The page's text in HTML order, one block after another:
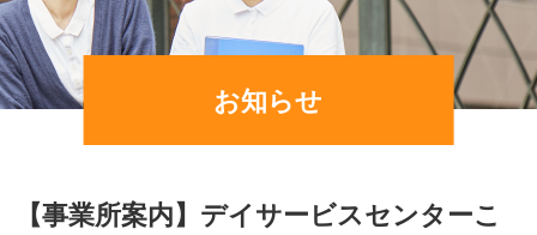
お知らせ
【事業所案内】デイサービスセンターこ